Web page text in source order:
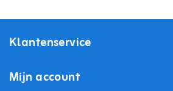
Klantenservice
Mijn account